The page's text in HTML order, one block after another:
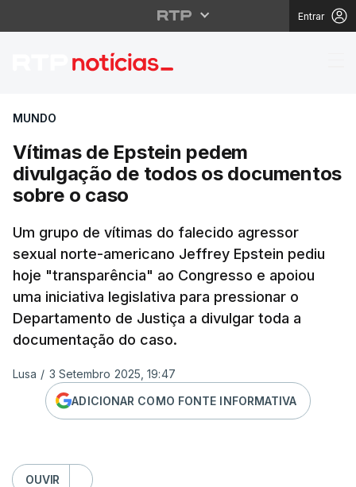
Entrar
Vítimas de Epstein
MUNDO
Vítimas de Epstein pedem
divulgação de todos os documentos
sobre o caso
Um grupo de vítimas do falecido agressor
sexual norte-americano Jeffrey Epstein pediu
hoje "transparência" ao Congresso e apoiou
uma iniciativa legislativa para pressionar o
Departamento de Justiça a divulgar toda a
documentação do caso.
Lusa / 3 Setembro 2025, 19:47
ADICIONAR COMO FONTE INFORMATIVA
OUVIR